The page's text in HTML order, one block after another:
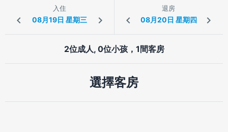
入住 退房
2位成人, 0位小孩，1間客房
選擇客房